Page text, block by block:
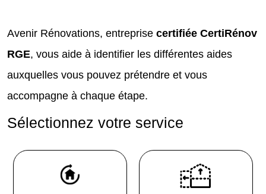
Avenir Rénovations, entreprise certifiée CertiRénov
RGE, vous aide à identifier les différentes aides
auxquelles vous pouvez prétendre et vous
accompagne à chaque étape.
Sélectionnez votre service